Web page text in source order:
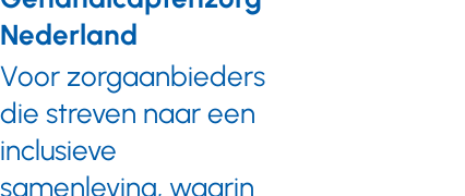
Nederland
Voor zorgaanbieders
die streven naar een
inclusieve
samenleving, waarin